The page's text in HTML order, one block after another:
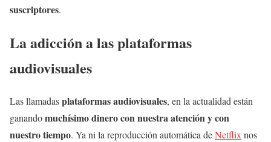
suscriptores.
La adicción a las plataformas
audiovisuales
Las llamadasplataformas audiovisuales, en la actualidad están
ganandomuchísimodinero con nuestra atención y con
nuestro tiempo. Ya ni la reproducción automática deNetflix nos